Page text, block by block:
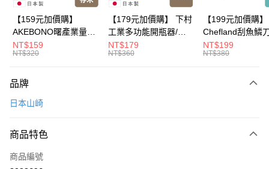
全盈+PAY
大哥付你分期
相關說明
2.付款方式選擇「大哥付你分期」，訂單成立後會自動跳轉到大哥付的交易
成交易。
4.訂單成立30分鐘內，如未前往確認交易或遇審核未通過，訂單將自動取
消。如遇「轉專審核」未通過狀況，表示未達大哥付你分期系統評分，恕無
【繳款方式說明】
運送方式
每筆NT$150，滿NT$499(含以上)免運費
【159元加價購】
AKEBONO曙產業量米
杯漏斗組(白)/量米杯/
米桶/量米用具/任二件8
NT$159
NT$320
【179元加價購】 下村
工業多功能開瓶器/開
瓶器/餐廚用品/料理道
具/任二件8折
NT$179
NT$360
【199元加價購】
Chefland刮魚鱗
魚鱗器/廚房用品/
道具/任二件8折
NT$199
NT$380
品牌
日本山崎
商品特色
商品編號